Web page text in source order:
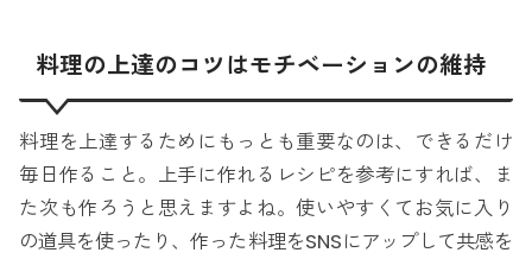
料理の上達のコツはモチベーションの維持
料理を上達するためにもっとも重要なのは、できるだけ
毎日作ること。上手に作れるレシピを参考にすれば、ま
た次も作ろうと思えますよね。使いやすくてお気に入り
の道具を使ったり、作った料理をSNSにアップして共感を